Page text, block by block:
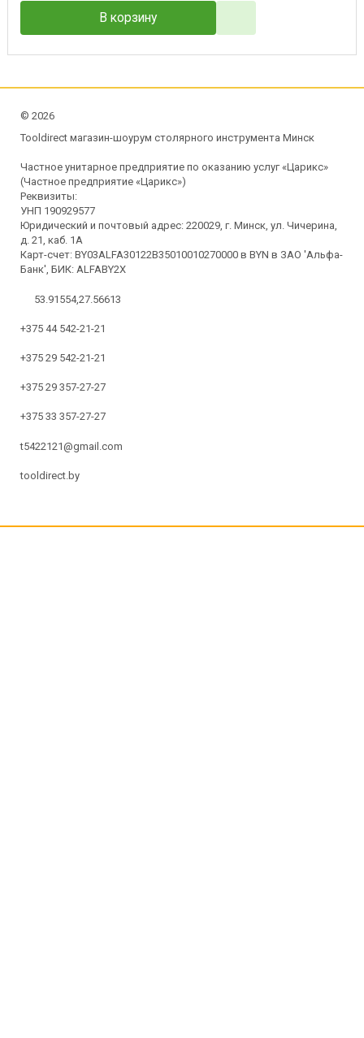
В корзину
© 2026
Tooldirect магазин-шоурум столярного инструмента Минск
Частное унитарное предприятие по оказанию услуг «Царикс»
(Частное предприятие «Царикс»)
Реквизиты:
УНП 190929577
Юридический и почтовый адрес: 220029, г. Минск, ул. Чичерина,
д. 21, каб. 1А
Карт-счет: BY03ALFA30122B35010010270000 в BYN в ЗАО 'Альфа-
Банк', БИК: ALFABY2X
53.91554,27.56613
+375 44 542-21-21
+375 29 542-21-21
+375 29 357-27-27
+375 33 357-27-27
t5422121@gmail.com
tooldirect.by